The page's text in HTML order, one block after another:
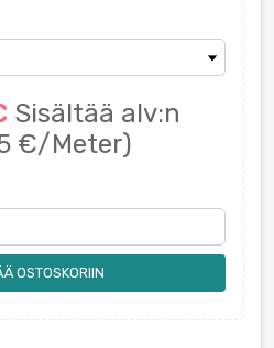
Sisältää alv:n
€/Meter)
OSTOSKORIIN